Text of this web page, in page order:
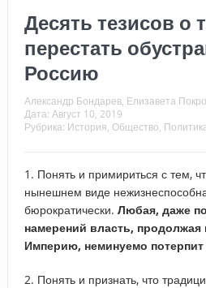
Десять тезисов о
перестать
Россию
Александр Бондарев, Елизавета
Дата: Август 10, 2019
Рубрика: История Общество
1. Понять и примириться с тем,
нынешнем виде
бюрократически. Любая, даже
намерений власть, продолжая
Империю, неминуемо потерпит
2. Понять и признать, что